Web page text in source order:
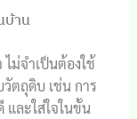
บ้าน
ม่จำเป็นต้องใช้
ตถุดิบ เช่น การ
และใส่ใจในขั้น